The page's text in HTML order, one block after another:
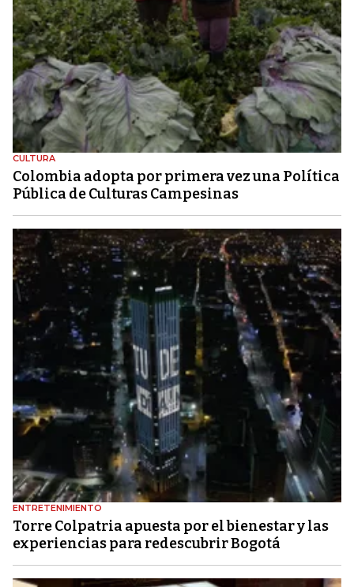
CULTURA
Colombia adopta por primera vez una Política
Pública de Culturas Campesinas
ENTRETENIMIENTO
Torre Colpatria apuesta por el bienestar y las
experiencias para redescubrir Bogotá